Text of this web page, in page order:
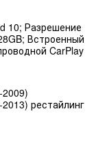
10; Разрешение
Встроенный
CarPlay
2009)
рестайлинг